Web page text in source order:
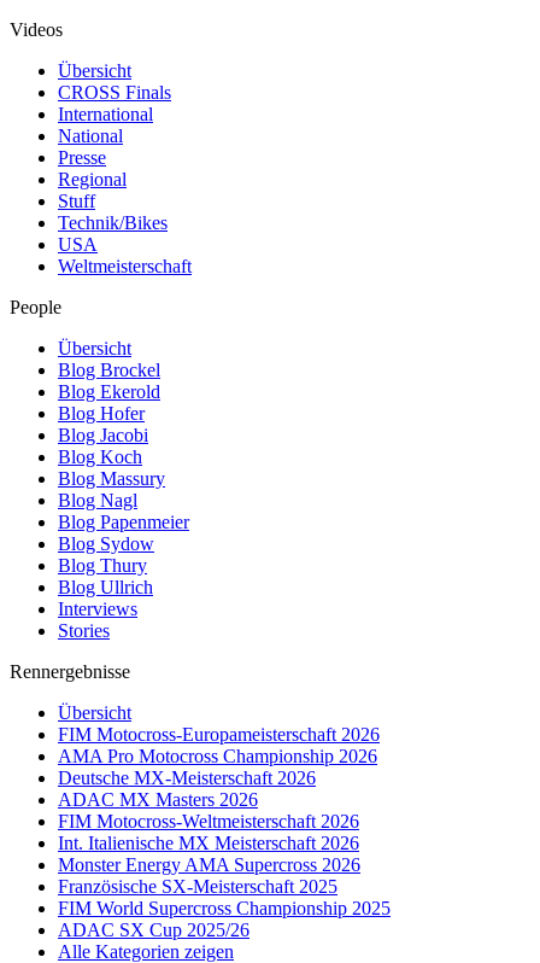
Videos
Übersicht
CROSS Finals
International
National
Presse
Regional
Stuff
Technik/Bikes
USA
Weltmeisterschaft
People
Übersicht
Blog Brockel
Blog Ekerold
Blog Hofer
Blog Jacobi
Blog Koch
Blog Massury
Blog Nagl
Blog Papenmeier
Blog Sydow
Blog Thury
Blog Ullrich
Interviews
Stories
Rennergebnisse
Übersicht
FIM Motocross-Europameisterschaft 2026
AMA Pro Motocross Championship 2026
Deutsche MX-Meisterschaft 2026
ADAC MX Masters 2026
FIM Motocross-Weltmeisterschaft 2026
Int. Italienische MX Meisterschaft 2026
Monster Energy AMA Supercross 2026
Französische SX-Meisterschaft 2025
FIM World Supercross Championship 2025
ADAC SX Cup 2025/26
Alle Kategorien zeigen